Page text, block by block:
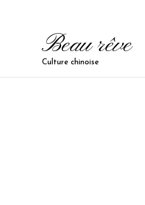
Beau rêve
Culture chinoise